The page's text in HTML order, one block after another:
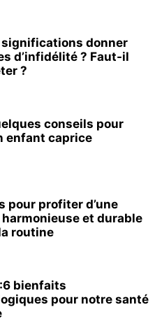
significations donner
d’infidélité ? Faut-il
?
conseils pour
enfant caprice
pour profiter d’une
et durable
routine
bienfaits
pour notre santé